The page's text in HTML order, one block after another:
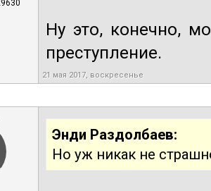
Ну это, конечно,
преступление.
21 мая 2017, воскресенье
Энди Раздолбаев:
Но уж никак не